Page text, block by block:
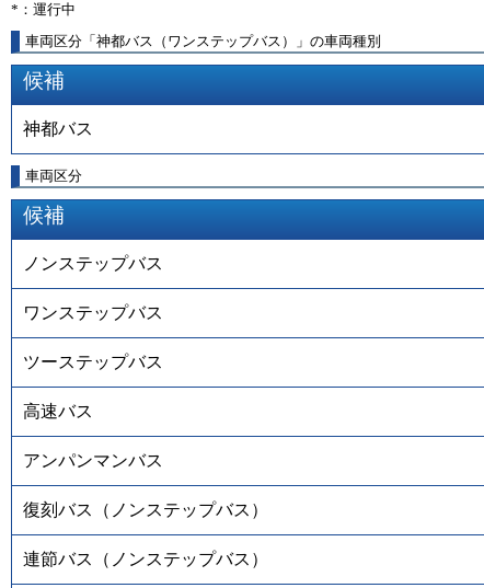
*：運行中
車両区分「神都バス（ワンステップバス）」の車両種別
候補
神都バス
車両区分
候補
ノンステップバス
ワンステップバス
ツーステップバス
高速バス
アンパンマンバス
復刻バス（ノンステップバス）
連節バス（ノンステップバス）